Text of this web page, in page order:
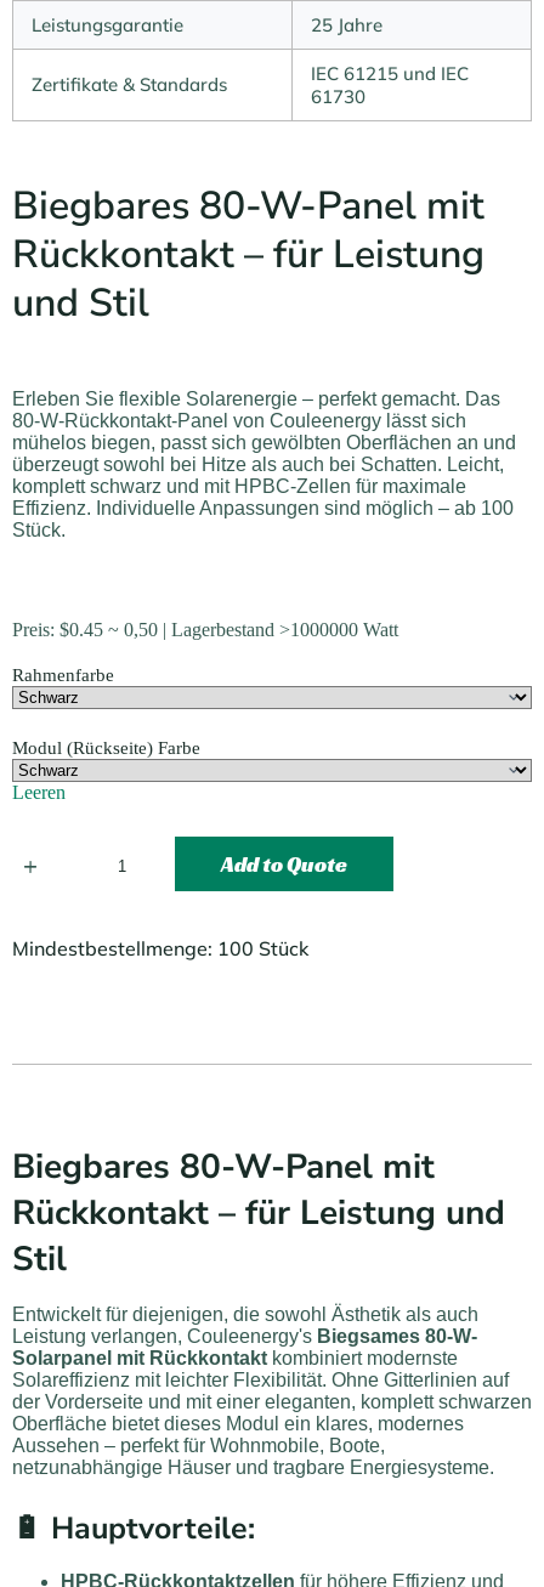
Leistungsgarantie 25 Jahre
Zertifikate & Standards
IEC 61215 und IEC
61730
Biegbares 80-W-Panel mit
Rückkontakt – für Leistung
und Stil
Erleben Sie flexible Solarenergie – perfekt gemacht. Das
80-W-Rückkontakt-Panel von Couleenergy lässt sich
mühelos biegen, passt sich gewölbten Oberflächen an und
überzeugt sowohl bei Hitze als auch bei Schatten. Leicht,
komplett schwarz und mit HPBC-Zellen für maximale
Effizienz. Individuelle Anpassungen sind möglich – ab 100
Stück.
Preis: $0.45 ~ 0,50 | Lagerbestand >1000000 Watt
Rahmenfarbe
Modul (Rückseite) Farbe
Leeren
Add to Quote
Mindestbestellmenge: 100 Stück
Biegbares 80-W-Panel mit
Rückkontakt – für Leistung und
Stil
Entwickelt für diejenigen, die sowohl Ästhetik als auch
Leistung verlangen, Couleenergy's Biegsames 80-W-
Solarpanel mit Rückkontakt kombiniert modernste
Solareffizienz mit leichter Flexibilität. Ohne Gitterlinien auf
der Vorderseite und mit einer eleganten, komplett schwarzen
Oberfläche bietet dieses Modul ein klares, modernes
Aussehen – perfekt für Wohnmobile, Boote,
netzunabhängige Häuser und tragbare Energiesysteme.
🔋 Hauptvorteile:
HPBC-Rückkontaktzellen für höhere Effizienz und